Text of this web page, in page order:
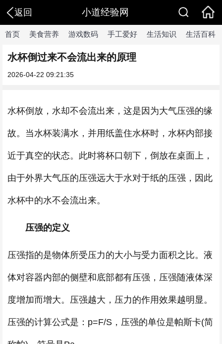
返回 小道经验网
首页 美食营养 游戏数码 手工爱好 生活知识 生活百科
水杯倒过来不会流出来的原理
2026-04-22 09:21:35
水杯倒放，水却不会流出来，这是因为大气压强的缘
故。当水杯装满水，并用纸盖住水杯时，水杯内部接
近于真空的状态。此时将杯口朝下，倒放在桌面上，
由于外界大气压的压强远大于水对于纸的压强，因此
水杯中的水不会流出来。
压强的定义
压强指的是物体所受压力的大小与受力面积之比。液
体对容器内部的侧壁和底部都有压强，压强随液体深
度增加而增大。压强越大，压力的作用效果越明显。
压强的计算公式是：p=F/S，压强的单位是帕斯卡(简